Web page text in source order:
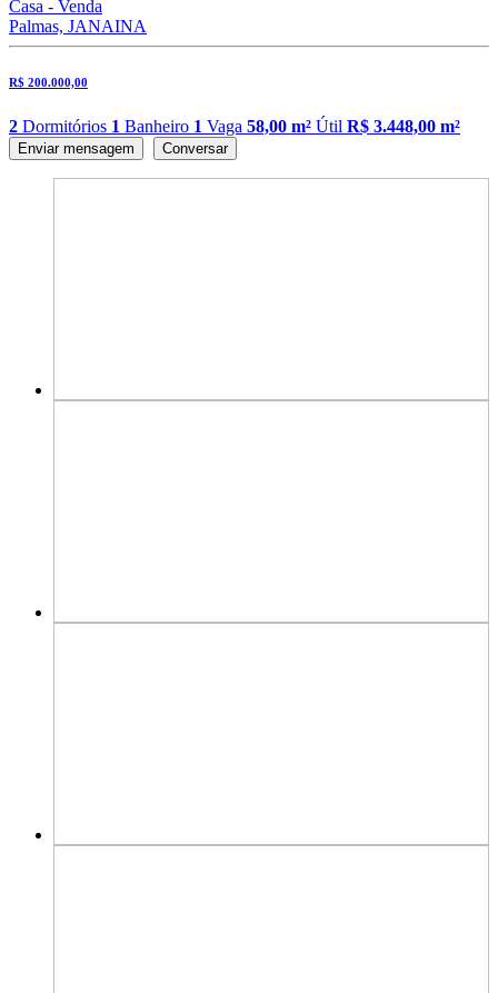
Casa - Venda
Palmas, JANAINA
R$ 200.000,00
2 Dormitórios 1 Banheiro 1 Vaga 58,00 m² Útil R$ 3.448,00 m²
Enviar mensagem Conversar